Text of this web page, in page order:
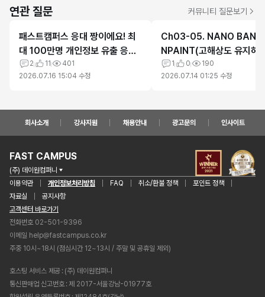
연관 질문 커뮤니티 질문보기
패스트캠퍼스 응대 짱이에요! 최
대 100만명 개인정보 유출 응대
최고
2 11
401
2026.07.16 15:04 수정
Ch03-05. NANO
NPAINT(고해상도 유지하
의 자료 에러
1 0
190
2026.07.14 01:25 수정
회사소개 강사지원 채용안내 광고문의 인사이트
FAST CAMPUS
(주) 데이원컴퍼니
이용약관
개인정보처리방침 FAQ 취소/환불 정책
포인트 정책
자료실
공지사항
고객센터 바로가기
전화번호 02-501-9396
이메일 help@fastcampus.co.kr
주중 10시~18시 (점심시간 12~13시 / 주말 및 공휴일 제외)
호스팅 서비스 제공 (주) 데이원컴퍼니
통신판매업 신고번호 제 2017-서울강남-01977호